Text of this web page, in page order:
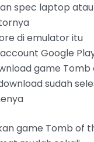
spec laptop atau
di emulator itu
Google
game Tomb
sudah
game Tomb of